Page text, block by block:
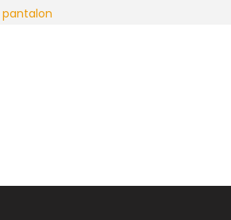
pantalon